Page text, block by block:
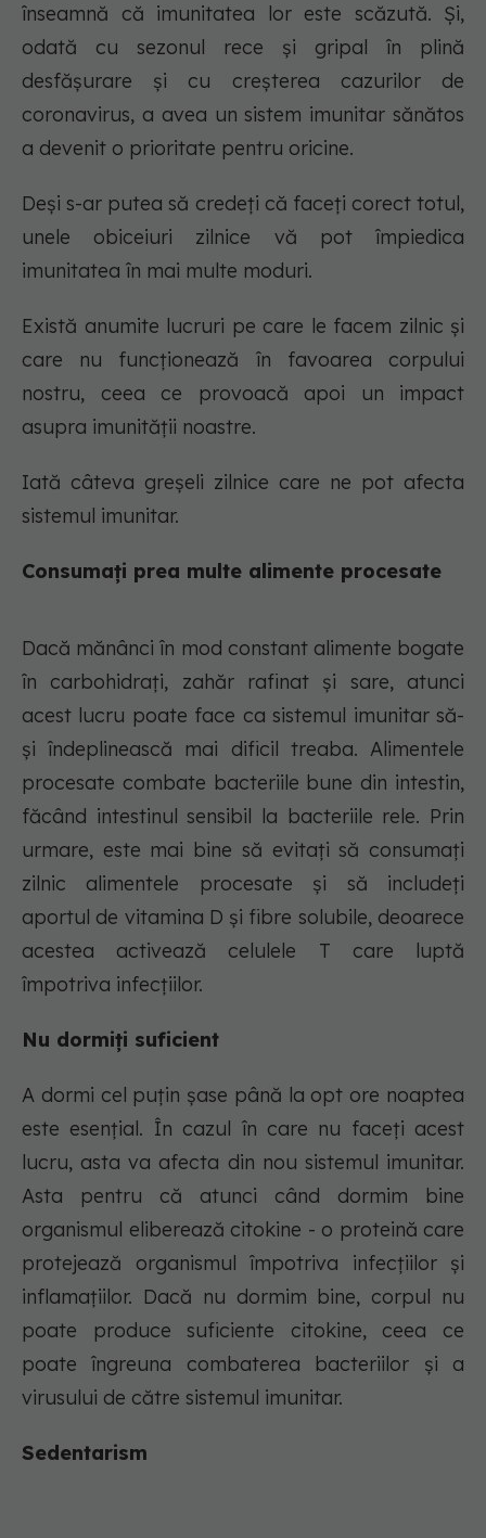
înseamnă că imunitatea lor este scăzută. Și,
odată cu sezonul rece și gripal în plină
desfășurare și cu creșterea cazurilor de
coronavirus, a avea un sistem imunitar sănătos
a devenit o prioritate pentru oricine.
Deși s-ar putea să credeți că faceți corect totul,
unele obiceiuri zilnice vă pot împiedica
imunitatea în mai multe moduri.
Există anumite lucruri pe care le facem zilnic și
care nu funcționează în favoarea corpului
nostru, ceea ce provoacă apoi un impact
asupra imunității noastre.
Iată câteva greșeli zilnice care ne pot afecta
sistemul imunitar.
Consumați prea multe alimente procesate
Dacă mănânci în mod constant alimente bogate
în carbohidrați, zahăr rafinat și sare, atunci
acest lucru poate face ca sistemul imunitar să-
și îndeplinească mai dificil treaba. Alimentele
procesate combate bacteriile bune din intestin,
făcând intestinul sensibil la bacteriile rele. Prin
urmare, este mai bine să evitați să consumați
zilnic alimentele procesate și să includeți
aportul de vitamina D și fibre solubile, deoarece
acestea activează celulele T care luptă
împotriva infecțiilor.
Nu dormiți suficient
A dormi cel puțin șase până la opt ore noaptea
este esențial. În cazul în care nu faceți acest
lucru, asta va afecta din nou sistemul imunitar.
Asta pentru că atunci când dormim bine
organismul eliberează citokine - o proteină care
protejează organismul împotriva infecțiilor și
inflamațiilor. Dacă nu dormim bine, corpul nu
poate produce suficiente citokine, ceea ce
poate îngreuna combaterea bacteriilor și a
virusului de către sistemul imunitar.
Sedentarism